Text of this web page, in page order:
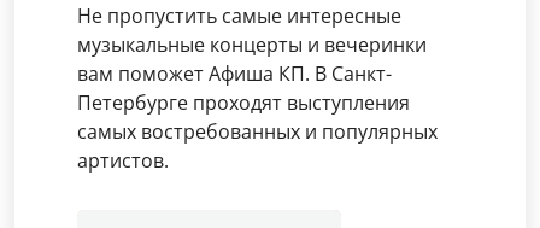
Не пропустить самые интересные
музыкальные концерты и вечеринки
вам поможет Афиша КП. В Санкт-
Петербурге проходят выступления
самых востребованных и популярных
артистов.